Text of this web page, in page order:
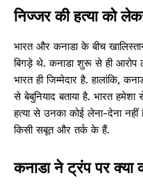
निज्जर की हत्या को
भारत और कनाडा के बीच
बिगड़े थे. कनाडा शुरू से ही आरोप
भारत ही जिम्मेदार है. हालांकि,
से बेबुनियाद बताया है. भारत
हत्या से उनका कोई लेना-देना नहीं
किसी सबूत और तर्क के हैं.
कनाडा ने ट्रंप पर क्या